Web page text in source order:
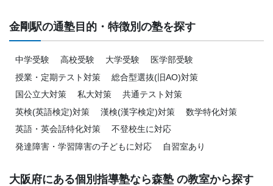
金剛駅の通塾目的・特徴別の塾を探す
中学受験 高校受験 大学受験
医学部受験
授業・定期テスト対策
総合型選抜(旧AO)対策
国公立大対策
私大対策
共通テスト対策
英検(英語検定)対策
漢検(漢字検定)対策
数学特化対策
英語・英会話特化対策
不登校生に対応
発達障害・学習障害の子どもに対応
自習室あり
大阪府にある個別指導塾なら森塾 の教室から探す